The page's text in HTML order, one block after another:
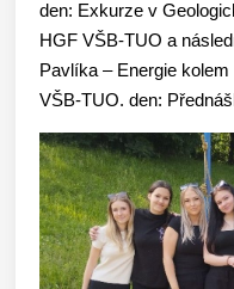
den: Exkurze v
HGF VŠB-TUO a
Pavlíka – Energie
VŠB-TUO. den: